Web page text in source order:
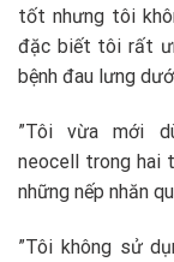
tốt nhưng tôi
đặc biết tôi rất
bệnh đau lưng
”Tôi vừa mới
neocell trong hai
những nếp nhăn
”Tôi không sử